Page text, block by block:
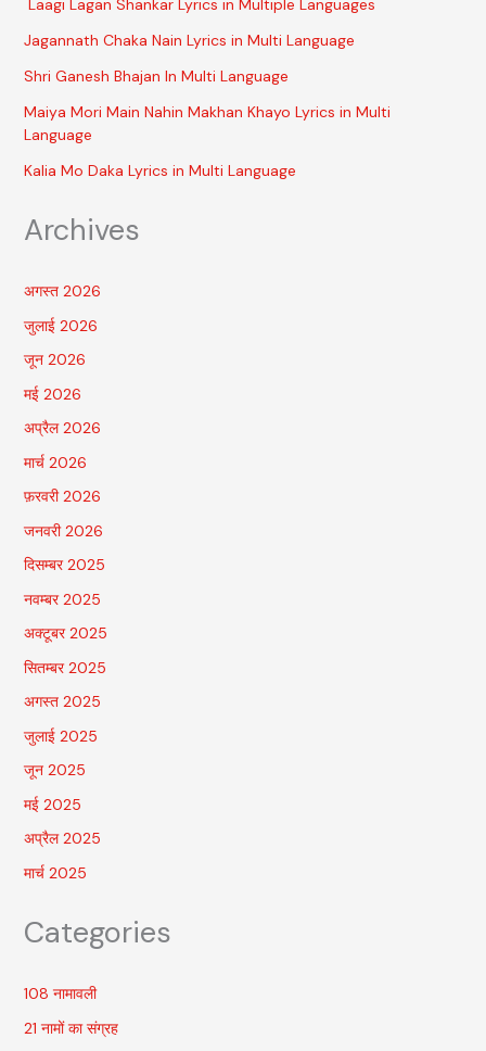
Jagannath Chaka Nain Lyrics in Multi Language
Shri Ganesh Bhajan In Multi Language
Maiya Mori Main Nahin Makhan Khayo Lyrics in Multi
Language
Kalia Mo Daka Lyrics in Multi Language
Archives
अगस्त 2026
जुलाई 2026
जून 2026
मई 2026
अप्रैल 2026
मार्च 2026
फ़रवरी 2026
जनवरी 2026
दिसम्बर 2025
नवम्बर 2025
अक्टूबर 2025
सितम्बर 2025
अगस्त 2025
जुलाई 2025
जून 2025
मई 2025
अप्रैल 2025
मार्च 2025
Categories
108 नामावली
21 नामों का संग्रह